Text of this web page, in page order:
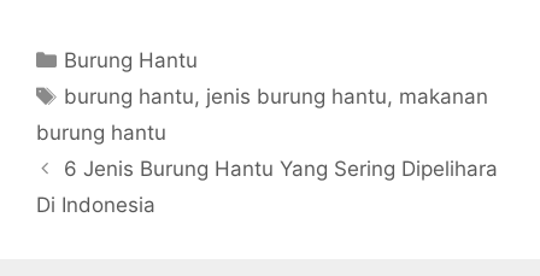
Categories
Burung Hantu
Tags
burung hantu, jenis burung hantu, makanan
burung hantu
6 Jenis Burung Hantu Yang Sering Dipelihara
Di Indonesia